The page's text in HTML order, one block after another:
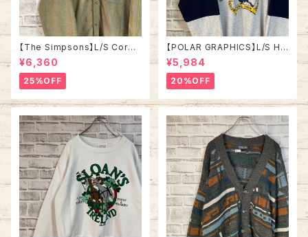
【The Simpsons】L/S Cordu
roy Shirt L 2000s “Bart” ザ
•シンプソンズ コーデュロイ シ
ャツ ボタンダウン 長袖 キャラク
ター バート ワンポイントロゴ 刺
繍ロゴ Y2K USA アメリカ 古着
¥6,360
25%OFF
【POLAR GRAPHICS】L/S Hal
fZip Sweat XL Made in US
A 90s “ALASKA” スーベニア
ハーフジップスウェット トレーナ
ー アラスカ お土産モノ vintag
e ヴィンテージ アメリカ USA
古着
¥5,984
20%OFF